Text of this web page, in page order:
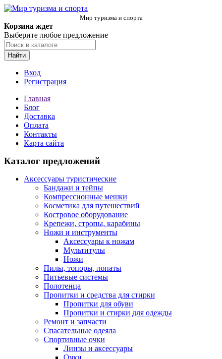
Мир туризма и спорта
Корзина ждет
Выберите любое предложение
Найти
Вход
Регистрация
Главная
Блог
Доставка
Оплата
Контакты
Карта сайта
Каталог предложений
Аксессуары туристические
Бандажи и тейпы
Компрессионные мешки
Косметика для путешествий
Костровое оборудование
Крепежи, стропы, карабины
Ножи и инструменты
Аксессуары к ножам
Мультитулы
Ножи
Пилы, топоры, лопаты
Питьевые системы
Полотенца
Пропитки и средства для стирки
Пропитки для обуви
Пропитки и стирки для одежды
Ремонт и запчасти
Спасательные одеяла
Спортивные очки
Линзы и аксессуары
Очки